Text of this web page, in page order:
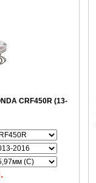
CRF450R (13-